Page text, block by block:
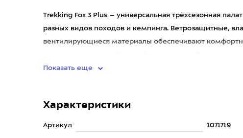
Trekking Fox 3 Plus – универсальная трёхсезонная
разных видов походов и кемпинга. Ветрозащитные,
вентилирующиеся материалы обеспечивают
Показать еще
Характеристики
Артикул 1071719